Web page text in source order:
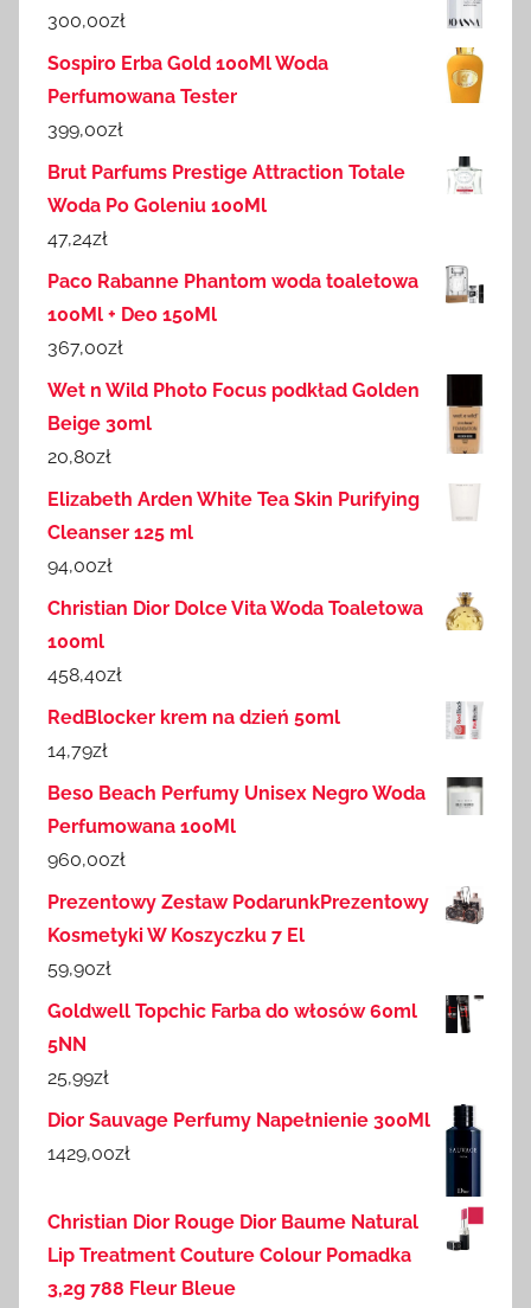
300,00zł
Sospiro Erba Gold 100Ml Woda
Perfumowana Tester
399,00zł
Brut Parfums Prestige Attraction Totale
Woda Po Goleniu 100Ml
47,24zł
Paco Rabanne Phantom woda toaletowa
100Ml + Deo 150Ml
367,00zł
Wet n Wild Photo Focus podkład Golden
Beige 30ml
20,80zł
Elizabeth Arden White Tea Skin Purifying
Cleanser 125 ml
94,00zł
Christian Dior Dolce Vita Woda Toaletowa
100ml
458,40zł
RedBlocker krem na dzień 50ml
14,79zł
Beso Beach Perfumy Unisex Negro Woda
Perfumowana 100Ml
960,00zł
Prezentowy Zestaw PodarunkPrezentowy
Kosmetyki W Koszyczku 7 El
59,90zł
Goldwell Topchic Farba do włosów 60ml
5NN
25,99zł
Dior Sauvage Perfumy Napełnienie 300Ml
1429,00zł
Christian Dior Rouge Dior Baume Natural
Lip Treatment Couture Colour Pomadka
3,2g 788 Fleur Bleue